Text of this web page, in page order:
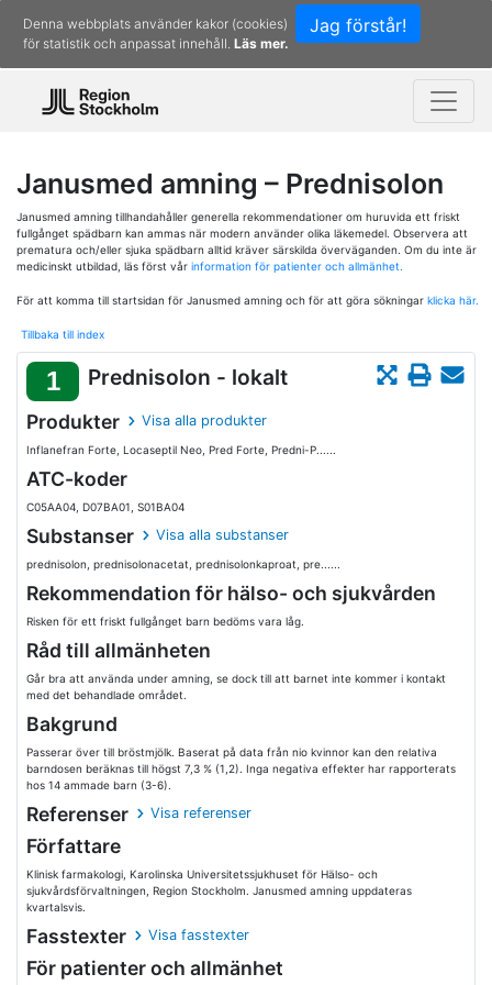
Jag förstår!
Denna webbplats använder kakor (cookies)
för statistik och anpassat innehåll. Läs mer.
Janusmed amning – Prednisolon
Janusmed amning tillhandahåller generella rekommendationer om huruvida ett friskt
fullgånget spädbarn kan ammas när modern använder olika läkemedel. Observera att
prematura och/eller sjuka spädbarn alltid kräver särskilda överväganden. Om du inte är
medicinskt utbildad, läs först vår information för patienter och allmänhet.
För att komma till startsidan för Janusmed amning och för att göra sökningar klicka här.
Tillbaka till index
1 Prednisolon - lokalt
Produkter Visa alla produkter
Inflanefran Forte, Locaseptil Neo, Pred Forte, Predni-P......
ATC-koder
C05AA04, D07BA01, S01BA04
Substanser Visa alla substanser
prednisolon, prednisolonacetat, prednisolonkaproat, pre......
Rekommendation för hälso- och sjukvården
Risken för ett friskt fullgånget barn bedöms vara låg.
Råd till allmänheten
Går bra att använda under amning, se dock till att barnet inte kommer i kontakt
med det behandlade området.
Bakgrund
Passerar över till bröstmjölk. Baserat på data från nio kvinnor kan den relativa
barndosen beräknas till högst 7,3 % (1,2). Inga negativa effekter har rapporterats
hos 14 ammade barn (3-6).
Referenser Visa referenser
Författare
Klinisk farmakologi, Karolinska Universitetssjukhuset för Hälso- och
sjukvårdsförvaltningen, Region Stockholm. Janusmed amning uppdateras
kvartalsvis.
Fasstexter Visa fasstexter
För patienter och allmänhet